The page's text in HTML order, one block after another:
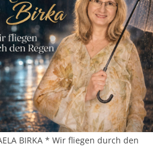
BIRKA * Wir fliegen durch den